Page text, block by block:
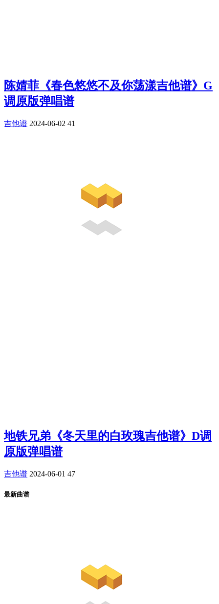
陈婧菲《春色悠悠不及你荡漾吉他谱》G
调原版弹唱谱
吉他谱 2024-06-02 41
地铁兄弟《冬天里的白玫瑰吉他谱》D调
原版弹唱谱
吉他谱 2024-06-01 47
最新曲谱